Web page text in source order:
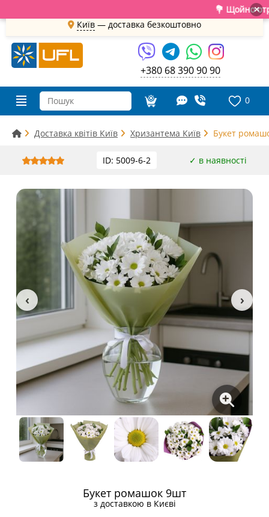
💐 Щойно отримали
×
Київ — доставка безкоштовно
+380 68 390 90 90
0
Доставка квітів Київ Хризантема Київ Букет
ID: 5009-6-2 ✓ в наявності
Букет ромашок 9шт
з доставкою в Києві